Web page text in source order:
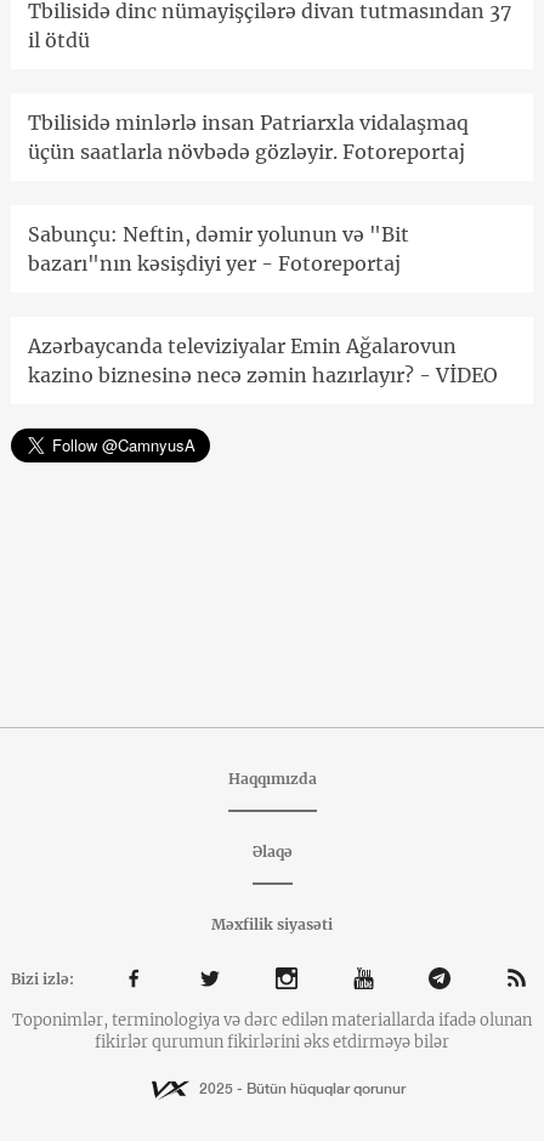
Tbilisidə dinc nümayişçilərə divan tutmasından 37
il ötdü
Tbilisidə minlərlə insan Patriarxla vidalaşmaq
üçün saatlarla növbədə gözləyir. Fotoreportaj
Sabunçu: Neftin, dəmir yolunun və "Bit
bazarı"nın kəsişdiyi yer - Fotoreportaj
Azərbaycanda televiziyalar Emin Ağalarovun
kazino biznesinə necə zəmin hazırlayır? - VİDEO
Haqqımızda
Əlaqə
Məxfilik siyasəti
Bizi izlə:
Toponimlər, terminologiya və dərc edilən materiallarda ifadə olunan
fikirlər qurumun fikirlərini əks etdirməyə bilər
2025 - Bütün hüquqlar qorunur